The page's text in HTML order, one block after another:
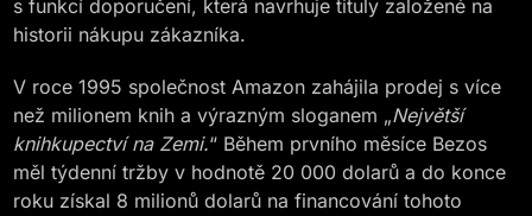
s funkcí doporučení, která navrhuje tituly založené na
historii nákupu zákazníka.
V roce 1995 společnost Amazon zahájila prodej s více
než milionem knih a výrazným sloganem „Největší
knihkupectví na Zemi.“ Během prvního měsíce Bezos
měl týdenní tržby v hodnotě 20 000 dolarů a do konce
roku získal 8 milionů dolarů na financování tohoto